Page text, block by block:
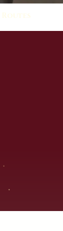
Routes